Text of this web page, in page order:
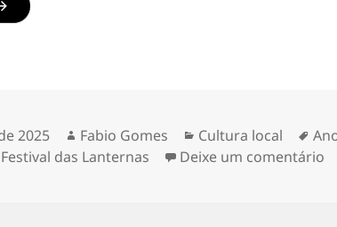
2025 Autor
Fabio Gomes Categorias
Cultura local
Festival das Lanternas Deixe um comentário